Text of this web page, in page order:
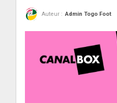
Auteur : Admin Togo Foot